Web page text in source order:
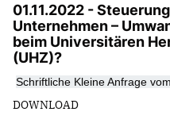
01.11.2022 -
Unternehmen –
beim Universitären
(UHZ)?
Schriftliche Kleine Anfrage
DOWNLOAD